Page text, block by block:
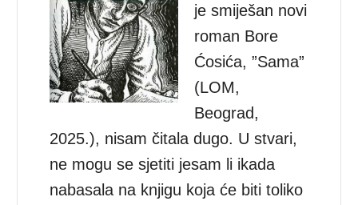
je smiješan novi
roman Bore
Ćosića, ”Sama”
(LOM,
Beograd,
2025.), nisam čitala dugo. U stvari,
ne mogu se sjetiti jesam li ikada
nabasala na knjigu koja će biti toliko